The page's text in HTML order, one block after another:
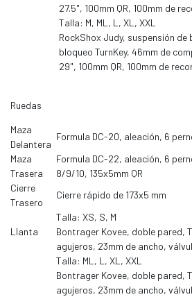
27.5", 100mm QR, 100mm de
Talla: M, ML, L, XL, XXL
RockShox Judy, suspensión
bloqueo TurnKey, 46mm de
29", 100mm QR, 100mm de
Ruedas
Maza
Delantera
Formula DC-20, aleación, 6
Maza
Trasera
Formula DC-22, aleación, 6
8/9/10, 135x5mm QR
Cierre
Trasero
Cierre rápido de 173x5 mm
Llanta
Talla: XS, S, M
Bontrager Kovee, doble pared,
agujeros, 23mm de ancho,
Talla: ML, L, XL, XXL
Bontrager Kovee, doble pared,
agujeros, 23mm de ancho,